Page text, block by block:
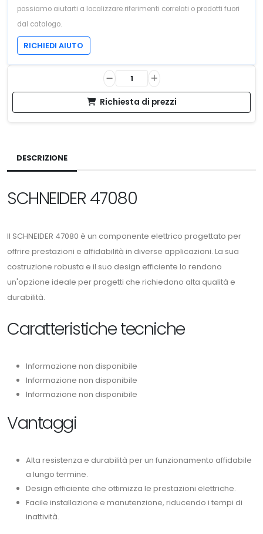
possiamo aiutarti a localizzare riferimenti correlati o prodotti fuori
dal catalogo.
RICHIEDI AIUTO
Richiesta di prezzi
DESCRIZIONE
SCHNEIDER 47080
Il SCHNEIDER 47080 è un componente elettrico progettato per
offrire prestazioni e affidabilità in diverse applicazioni. La sua
costruzione robusta e il suo design efficiente lo rendono
un'opzione ideale per progetti che richiedono alta qualità e
durabilità.
Caratteristiche tecniche
Informazione non disponibile
Informazione non disponibile
Informazione non disponibile
Vantaggi
Alta resistenza e durabilità per un funzionamento affidabile
a lungo termine.
Design efficiente che ottimizza le prestazioni elettriche.
Facile installazione e manutenzione, riducendo i tempi di
inattività.